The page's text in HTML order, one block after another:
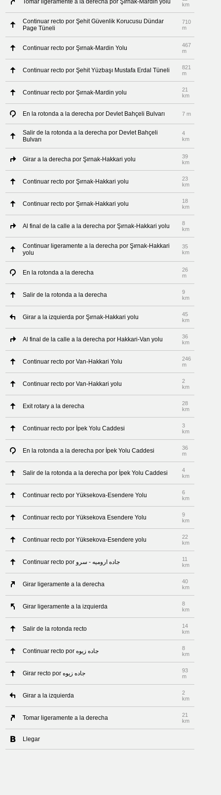
Tomar ligeramente a la derecha por Şırnak-Mardin yolu
km
Continuar recto por Şehit Güvenlik Korucusu Dündar
Page Tüneli
710
m
Continuar recto por Şırnak-Mardin Yolu
467
m
Continuar recto por Şehit Yüzbaşı Mustafa Erdal Tüneli
821
m
Continuar recto por Şırnak-Mardin yolu
21
km
En la rotonda a la derecha por Devlet Bahçeli Bulvarı 7 m
Salir de la rotonda a la derecha por Devlet Bahçeli
Bulvarı
4
km
Girar a la derecha por Şırnak-Hakkari yolu
39
km
Continuar recto por Şırnak-Hakkari yolu
23
km
Continuar recto por Şırnak-Hakkari yolu
18
km
Al final de la calle a la derecha por Şırnak-Hakkari yolu
8
km
Continuar ligeramente a la derecha por Şırnak-Hakkari
yolu
35
km
En la rotonda a la derecha
26
m
Salir de la rotonda a la derecha
9
km
Girar a la izquierda por Şırnak-Hakkari yolu
45
km
Al final de la calle a la derecha por Hakkari-Van yolu
36
km
Continuar recto por Van-Hakkari Yolu
246
m
Continuar recto por Van-Hakkari yolu
2
km
Exit rotary a la derecha
28
km
Continuar recto por İpek Yolu Caddesi
3
km
En la rotonda a la derecha por İpek Yolu Caddesi
36
m
Salir de la rotonda a la derecha por İpek Yolu Caddesi
4
km
Continuar recto por Yüksekova-Esendere Yolu
6
km
Continuar recto por Yüksekova Esendere Yolu
9
km
Continuar recto por Yüksekova-Esendere yolu
22
km
Continuar recto por جاده ارومیه - سرو
11
km
Girar ligeramente a la derecha
40
km
Girar ligeramente a la izquierda
8
km
Salir de la rotonda recto
14
km
Continuar recto por جاده زیوه
8
km
Girar recto por جاده زیوه
93
m
Girar a la izquierda
2
km
Tomar ligeramente a la derecha
21
km
Llegar